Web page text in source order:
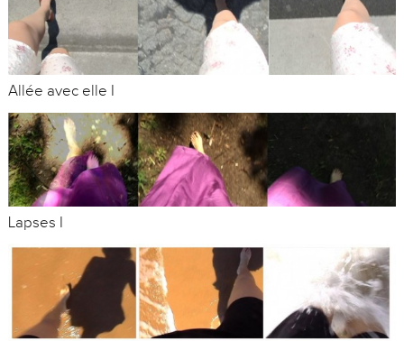
Allée avec elle I
Lapses I